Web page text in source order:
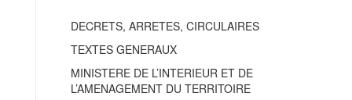
DECRETS, ARRETES, CIRCULAIRES
TEXTES GENERAUX
MINISTERE DE L’INTERIEUR ET DE
L’AMENAGEMENT DU TERRITOIRE